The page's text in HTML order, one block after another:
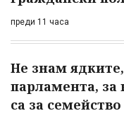
преди 11 часа
Не знам
парламента, за
са за